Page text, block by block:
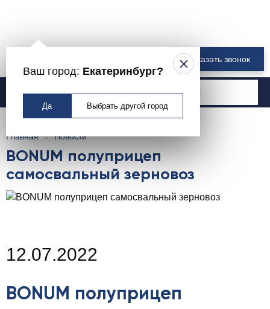
Ваш город: Екатеринбург?
Да Выбрать другой город
Заказать звонок
Москва
Главная Новости
BONUM полуприцеп
самосвальный зерновоз
12.07.2022
BONUM полуприцеп